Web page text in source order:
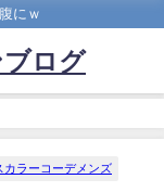
にｗ
ログ
カラーコーデメンズ